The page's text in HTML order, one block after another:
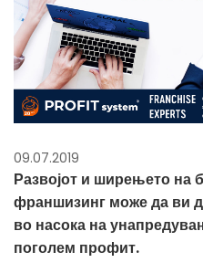
09.07.2019
Развојот и ширењето на
франшизинг може да ви
во насока на
поголем профит.